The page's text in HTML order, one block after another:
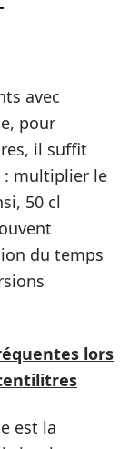
avec
pour
il suffit
: multiplier le
50 cl
du temps
lors
est la